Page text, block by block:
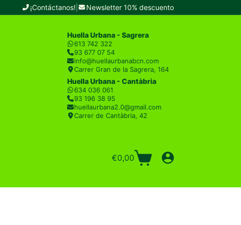
¡Contáctanos! Newsletter 10% descuento
Huella Urbana - Sagrera
613 742 322
93 677 07 54
info@huellaurbanabcn.com
Carrer Gran de la Sagrera, 164
Huella Urbana - Cantàbria
634 036 061
93 196 38 95
huellaurbana2.0@gmail.com
Carrer de Cantàbria, 42
Carro
€0,00